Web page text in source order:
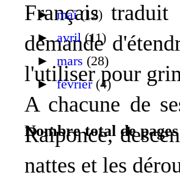
Français
demande
l'utiliser pour
A chacune de
Raiponce,
nattes et les
►mai (12)
►avril (11)
►mars (28)
►février (4)
Nombre total de